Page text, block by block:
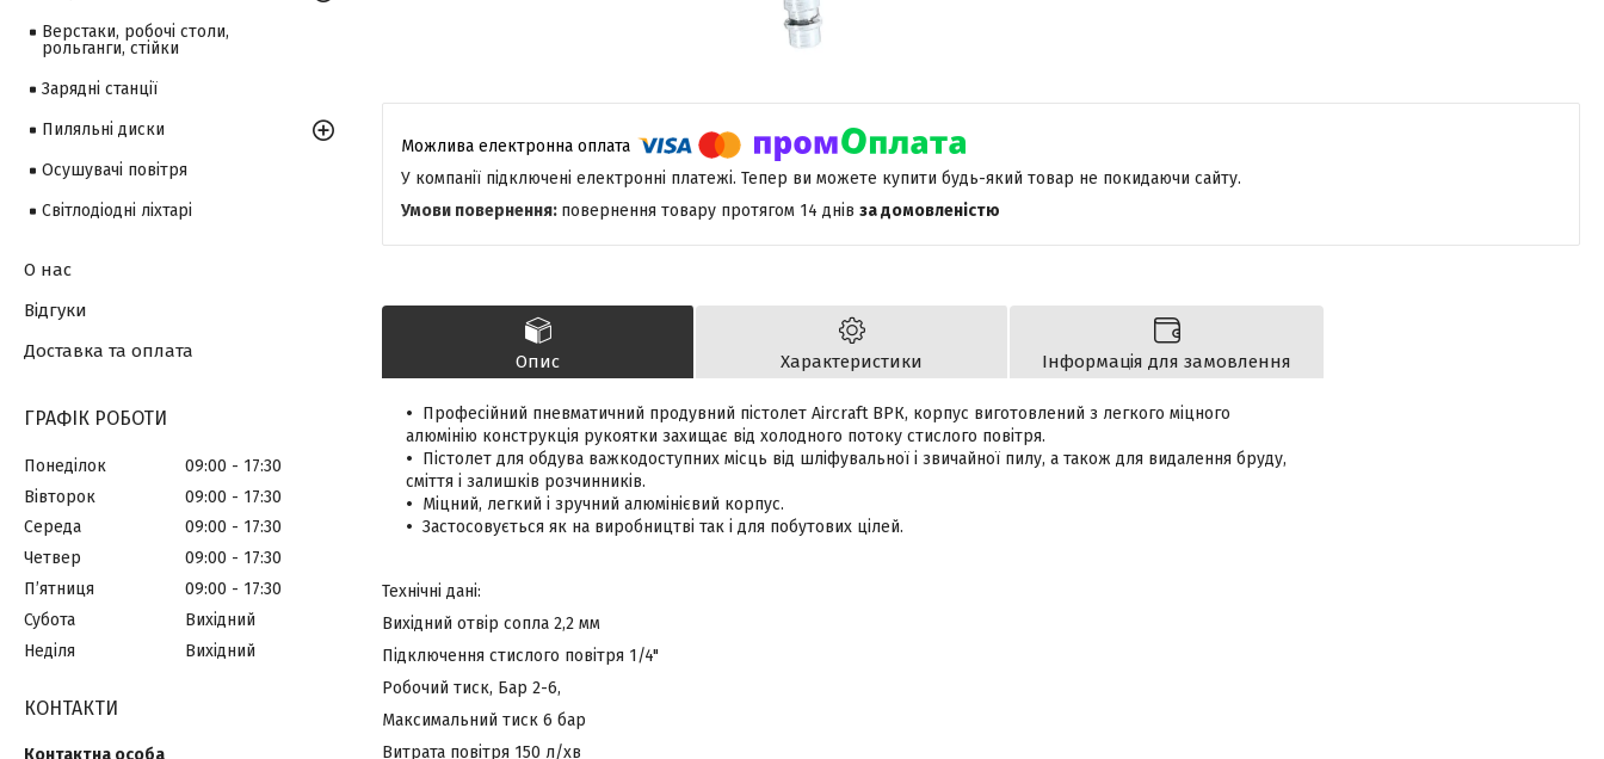
У компанії підключені електронні платежі. Тепер ви можете купити будь-який товар не покидаючи сайту.
повернення товару протягом 14 днів за домовленістю
Опис Характеристики Інформація для замовлення
Професійний пневматичний продувний пістолет Aircraft ВРК, корпус виготовлений з легкого міцного
алюмінію конструкція рукоятки захищає від холодного потоку стислого повітря.
Пістолет для обдува важкодоступних місць від шліфувальної і звичайної пилу, а також для видалення бруду,
сміття і залишків розчинників.
Міцний, легкий і зручний алюмінієвий корпус.
Застосовується як на виробництві так і для побутових цілей.
Технічні дані:
Вихідний отвір сопла 2,2 мм
Підключення стислого повітря 1/4"
Робочий тиск, Бар 2-6,
Максимальний тиск 6 бар
Витрата повітря 150 л/хв
Верстаки, робочі столи,
рольганги, стійки
Зарядні станції
Пиляльні диски
Осушувачі повітря
Світлодіодні ліхтарі
О нас
Відгуки
Доставка та оплата
ГРАФІК РОБОТИ
Понеділок 09:00
17:30
Вівторок
09:00
17:30
Середа
09:00
17:30
Четвер
09:00
17:30
Пʼятниця
09:00
17:30
Субота
Вихідний
Неділя
Вихідний
КОНТАКТИ